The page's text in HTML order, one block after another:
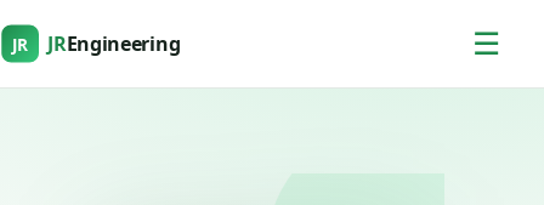
JR JREngineering ☰